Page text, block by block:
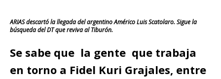
ARIAS descartó la llegada del argentino Américo Luis Scatolaro. Sigue la
búsqueda del DT que reviva al Tiburón.
Se sabe que la gente que trabaja
en torno a Fidel Kuri Grajales, entre